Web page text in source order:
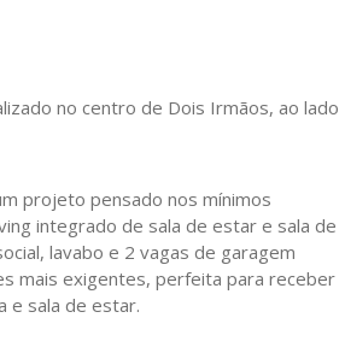
no centro de Dois Irmãos, ao lado
projeto pensado nos mínimos
integrado de sala de estar e sala de
lavabo e 2 vagas de garagem
mais exigentes, perfeita para receber
e sala de estar.